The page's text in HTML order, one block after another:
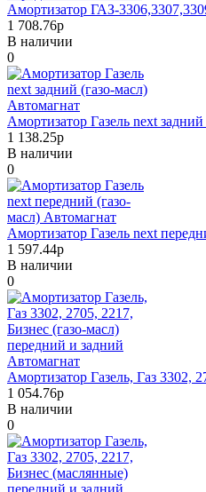
Амортизатор ГАЗ-
1 708.76р
В наличии
0
Амортизатор Газель next
1 138.25р
В наличии
0
Амортизатор Газель next
1 597.44р
В наличии
0
Амортизатор Газель, Газ 3302,
1 054.76р
В наличии
0